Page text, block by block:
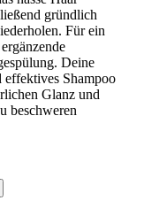
gründlich
Für ein
Deine
Shampoo
Glanz und
beschweren